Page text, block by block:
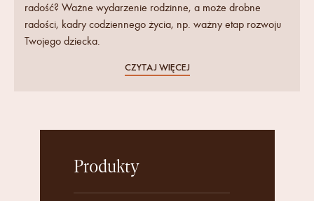
radość? Ważne wydarzenie rodzinne, a może drobne
radości, kadry codziennego życia, np. ważny etap rozwoju
Twojego dziecka.
CZYTAJ WIĘCEJ
Produkty